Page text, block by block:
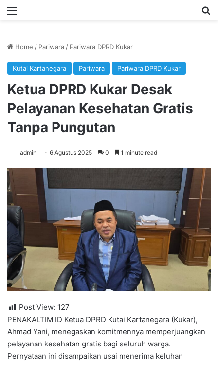
Menu
Home / Pariwara / Pariwara DPRD Kukar
Kutai Kartanegara Pariwara Pariwara DPRD Kukar
Ketua DPRD Kukar Desak
Pelayanan Kesehatan Gratis
Tanpa Pungutan
admin 6 Agustus 2025 0 1 minute read
Post View: 127
PENAKALTIM.ID Ketua DPRD Kutai Kartanegara (Kukar),
Ahmad Yani, menegaskan komitmennya memperjuangkan
pelayanan kesehatan gratis bagi seluruh warga.
Pernyataan ini disampaikan usai menerima keluhan